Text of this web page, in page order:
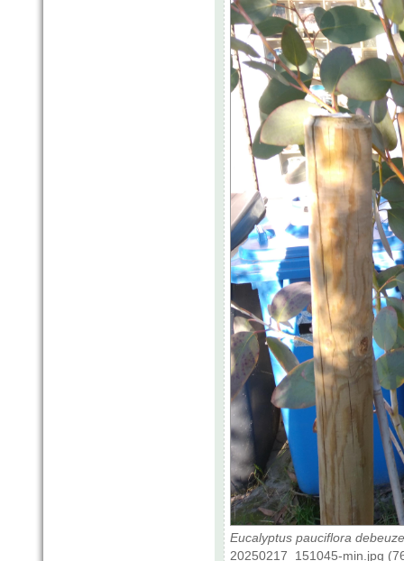
Eucalyptus pauciflora
20250217_151045-min.jpg